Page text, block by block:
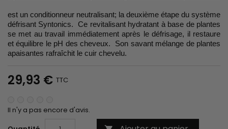
est un conditionneur neutralisant; la deuxième étape du système
défrisant Syntonics. Ce revitalisant hydratant à base de plantes
se met au travail immédiatement après le défrisage, il restaure
et équilibre le pH des cheveux. Son savant mélange de plantes
apaisantes rafraîchit le cuir chevelu.
29,93 € TTC
Il n'y a pas encore d'avis.